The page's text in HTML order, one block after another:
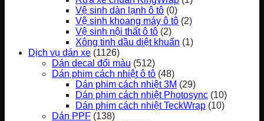
Vệ sinh dàn lạnh ô tô (0)
Vệ sinh khoang máy ô tô (2)
Vệ sinh nội thất ô tô (2)
Xông tinh dầu diệt khuẩn (1)
Dịch vụ dán xe (1126)
Dán decal đổi màu (512)
Dán phim cách nhiệt ô tô (48)
Dán phim cách nhiệt 3M (29)
Dán phim cách nhiệt Photosync (10)
Dán phim cách nhiệt TeckWrap (10)
Dán PPF (138)